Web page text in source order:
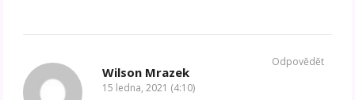
Wilson Mrazek
15 ledna, 2021 (4:10)
Odpovědět